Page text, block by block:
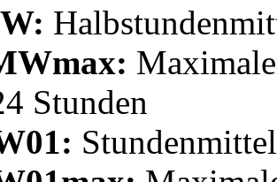
Stunden